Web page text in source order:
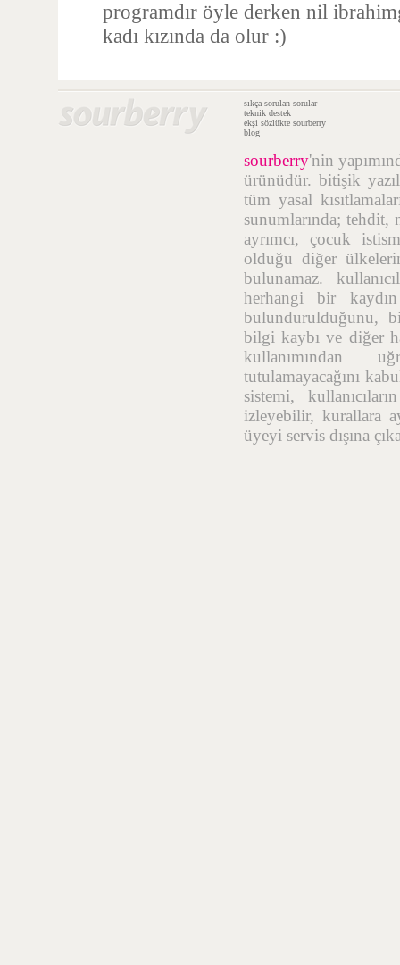
programdır öyle derken nil
kadı kızında da olur :)
sıkça sorulan sorular
teknik destek
ekşi sözlükte sourberry
blog
sourberry'nin
ürünüdür. bitişik
tüm yasal
sunumlarında; tehdit,
ayrımcı, çocuk
olduğu diğer ülkelerin
bulunamaz.
herhangi bir
bulundurulduğunu,
bilgi kaybı ve diğer
kullanımından
tutulamayacağını
sistemi,
izleyebilir, kurallara
üyeyi servis dışına